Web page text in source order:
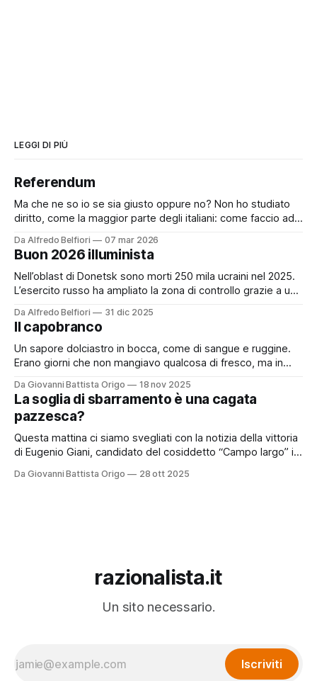
LEGGI DI PIÙ
Referendum
Ma che ne so io se sia giusto oppure no? Non ho studiato
diritto, come la maggior parte degli italiani: come faccio ad
forte su questo tema senza aver mai lavorato in tribunale è
un cretino. Tuttavia da pochi
Da Alfredo Belfiori 07 mar 2026
Buon 2026 illuminista
Nell’oblast di Donetsk sono morti 250 mila ucraini nel 2025.
L’esercito russo ha ampliato la zona di controllo grazie a una
condannati a morte dalle prigioni, Misrenov ha sfruttato un
gruppo di persone definite non idonee al servizio militare:
ragazzi tra
Da Alfredo Belfiori 31 dic 2025
Il capobranco
Un sapore dolciastro in bocca, come di sangue e ruggine.
Erano giorni che non mangiavo qualcosa di fresco, ma in
l’abitudine all’idea che da quel posto non me ne sarei andato
tanto presto. Resilienza adattiva, così la chiamano quelli
Da Giovanni Battista Origo 18 nov 2025
La soglia di sbarramento è una cagata
pazzesca?
Questa mattina ci siamo svegliati con la notizia della vittoria
di Eugenio Giani, candidato del cosiddetto “Campo largo” in
la notizia che più salta agli occhi è un’altra: la candidata
Da Giovanni Battista Origo 28 ott 2025
razionalista.it
Un sito necessario.
Iscriviti